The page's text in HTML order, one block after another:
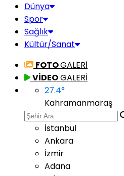
Dünya
Spor
Sağlık
Kültür/Sanat
FOTOGALERİ
VİDEOGALERİ
27.4°
Kahramanmaraş
İstanbul
Ankara
İzmir
Adana